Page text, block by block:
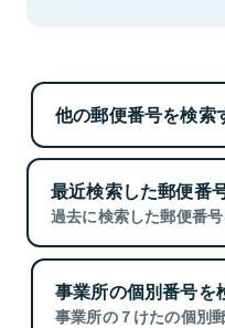
他の郵便番号を検索
最近検索した郵便番
過去に検索した郵便番号
事業所の個別番号を
事業所の７けたの個別